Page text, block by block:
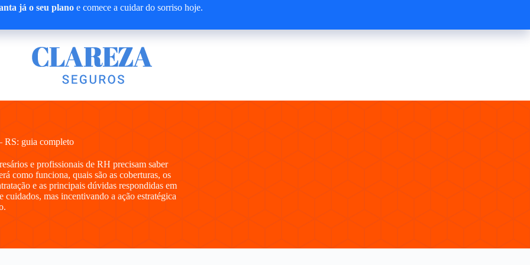
já o seu planoe comece a cuidar do sorriso hoje.
RS: guia completo
e profissionais de RH precisam saber
como funciona, quais são as coberturas, os
e as principais dúvidas respondidas em
mas incentivando a ação estratégica